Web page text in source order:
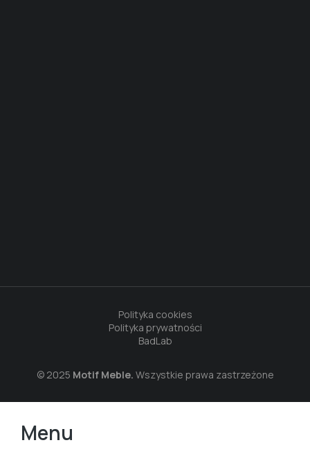
© 2025 Motif Meble. Wszystkie prawa zastrzeżone
Polityka cookies
Polityka prywatności
BadLab
Menu